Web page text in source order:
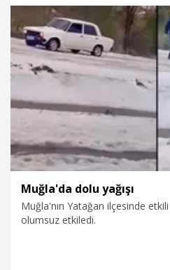
Tatbikatta ilk kez, Türk
olan METE (Yatağan) Lazer
kullanıldı.
14.04.2026 Gündem
Muğla'da dolu yağışı
Muğla'nın Yatağan ilçesinde etkili
olumsuz etkiledi.